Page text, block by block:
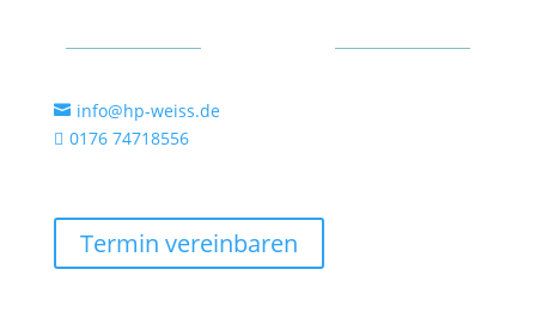
 info@hp-weiss.de
 0176 74718556
Termin vereinbaren